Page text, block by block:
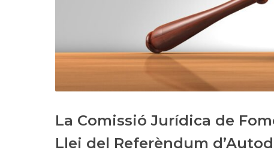
La Comissió Jurídica de
Llei del Referèndum